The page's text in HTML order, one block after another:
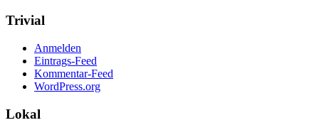
Trivial
Anmelden
Eintrags-Feed
Kommentar-Feed
WordPress.org
Lokal